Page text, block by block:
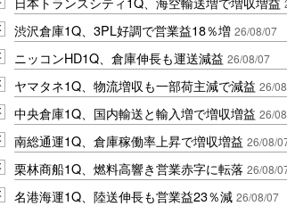
渋沢倉庫1Q、3PL好調で営業益18％増 26/08/07
ニッコンHD1Q、倉庫伸長も運送減益 26/08/07
ヤマタネ1Q、物流増収も一部荷主減で減益 26/
中央倉庫1Q、国内輸送と輸入増で増収増益 26/
南総通運1Q、倉庫稼働率上昇で増収増益 26/08/
栗林商船1Q、燃料高響き営業赤字に転落 26/08/
名港海運1Q、陸送伸長も営業益23％減 26/08/07